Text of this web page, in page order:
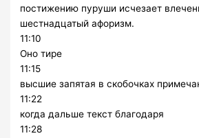
постижению пуруши исчезает
шестнадцатый афоризм.
11:10
Оно тире
11:15
высшие запятая в скобочках
11:22
когда дальше текст благодаря
11:28